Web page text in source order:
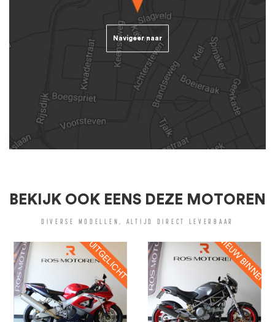
Navigeer naar
BEKIJK OOK EENS DEZE MOTOREN
DIVERSE MODELLEN, ALTIJD DIRECT LEVERBAAR